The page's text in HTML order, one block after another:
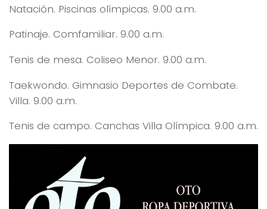
Natación. Piscinas olímpicas. 9.00 a.m.
Patinaje. Comfamiliar. 9.00 a.m.
Tenis de mesa. Coliseo Menor. 9.00 a.m.
Taekwondo. Gimnasio Deportes de Combate.
Villa. 9.00 a.m.
Tenis de campo. Canchas Villa Olímpica. 9.00 a.m.